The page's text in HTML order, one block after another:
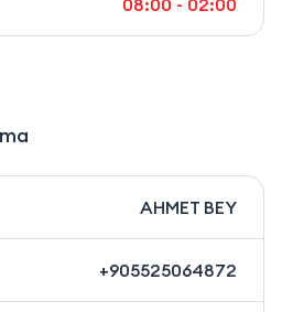
08:00 - 02:00
AHMET BEY
+905525064872